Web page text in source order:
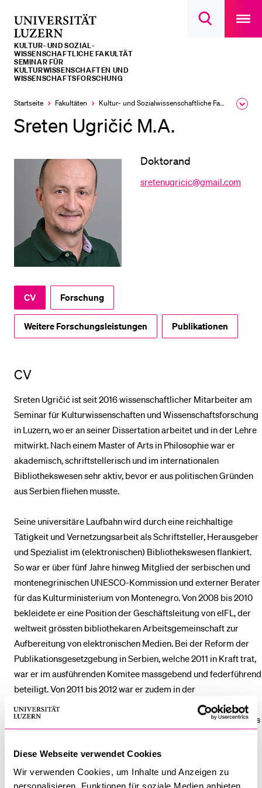
Diese Webseite verwendet Cookies
Wir verwenden Cookies, um Inhalte und Anzeigen zu
personalisieren, Funktionen für soziale Medien anbieten
Suchdialog
main
KULTUR- UND SOZIAL­­­
WISSENSCHAFTLICHE FAKULTÄT
SEMINAR FÜR
KULTURWISSENSCHAFTEN UND
WISSENSCHAFTSFORSCHUNG
Startseite Fakultäten Kultur- und Sozial­­wissenschaftliche Fakultät
Sreten Ugričić M.A.
Doktorand
sretenugricic@gmail.com
CV Forschung
Weitere Forschungsleistungen Publikationen
CV
Sreten Ugričić ist seit 2016 wissenschaftlicher Mitarbeiter am
Seminar für Kulturwissenschaften und Wissenschaftsforschung
in Luzern, wo er an seiner Dissertation arbeitet und in der Lehre
mitwirkt. Nach einem Master of Arts in Philosophie war er
akademisch, schriftstellerisch und im internationalen
Bibliothekswesen sehr aktiv, bevor er aus politischen Gründen
aus Serbien fliehen musste.
Seine universitäre Laufbahn wird durch eine reichhaltige
Tätigkeit und Vernetzungsarbeit als Schriftsteller, Herausgeber
und Spezialist im (elektronischen) Bibliothekswesen flankiert.
So war er über fünf Jahre hinweg Mitglied der serbischen und
montenegrinischen UNESCO-Kommission und externer Berater
für das Kulturministerium von Montenegro. Von 2008 bis 2010
bekleidete er eine Position der Geschäftsleitung von eIFL, der
weltweit grössten bibliothekaren Arbeitsgemeinschaft zur
Aufbereitung von elektronischen Medien. Bei der Reform der
Publikationsgesetzgebung in Serbien, welche 2011 in Kraft trat,
war er im ausführenden Komitee massgebend und federführend
beteiligt. Von 2011 bis 2012 war er zudem in der
Geschäftsleitung der Europäischen Konferenz der
Nationalbibliotheken. Die Qualifikation für diese Arbeit erwuchs
Nationalbibliothek.
Sein publizistisches Tätigkeitsfeld umfasst neben
LETZTE SUCHEN
Sie haben noch keine Suche getätigt.
DIE UNI FÜR…
Schulklassen und Lehrpersonen
Studien­interessierte
Forschende
Mitarbeitende
Alumni
Stellensuchende
Förderer
Medien
BELIEBTE INHALTE
Vorlesungsverzeichnis
Bibliothek
Anmeldung und Zulassung